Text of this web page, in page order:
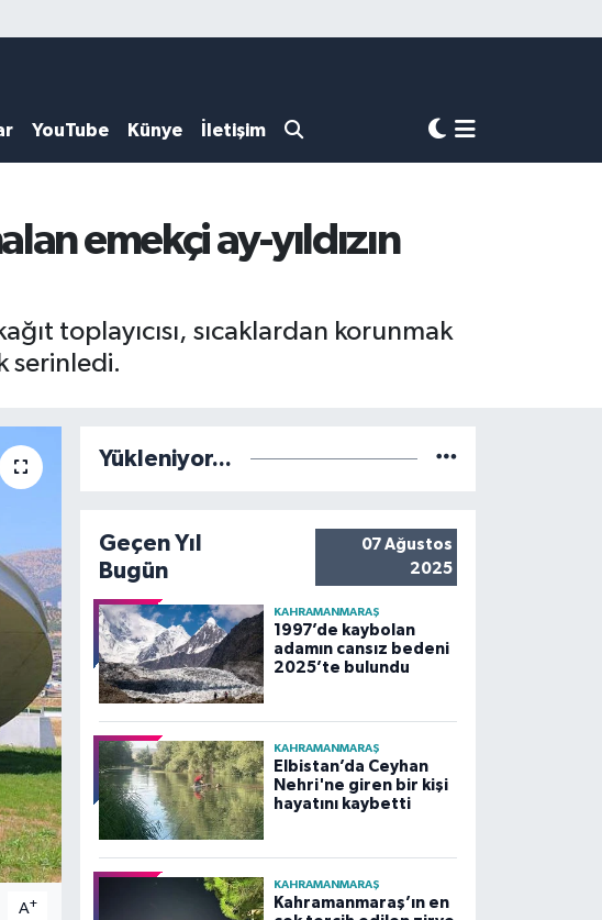
YouTube Künye İletişim
emekçi ay-yıldızın
toplayıcısı, sıcaklardan korunmak
serinledi.
A+
Yükleniyor...
Geçen Yıl
Bugün
07 Ağustos
2025
KAHRAMANMARAŞ
1997’de kaybolan
adamın cansız bedeni
2025’te bulundu
KAHRAMANMARAŞ
Elbistan’da Ceyhan
Nehri'ne giren bir kişi
hayatını kaybetti
KAHRAMANMARAŞ
Kahramanmaraş’ın en